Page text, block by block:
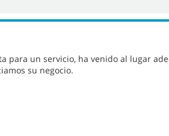
un servicio, ha venido al lugar
su negocio.